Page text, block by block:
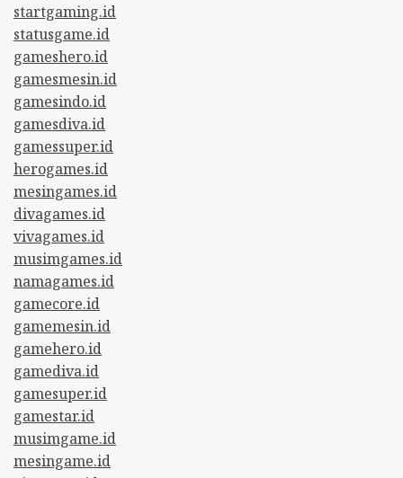
startgaming.id
statusgame.id
gameshero.id
gamesmesin.id
gamesindo.id
gamesdiva.id
gamessuper.id
herogames.id
mesingames.id
divagames.id
vivagames.id
musimgames.id
namagames.id
gamecore.id
gamemesin.id
gamehero.id
gamediva.id
gamesuper.id
gamestar.id
musimgame.id
mesingame.id